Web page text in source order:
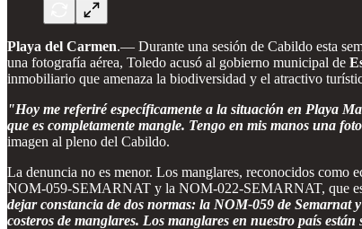
Playa del Carmen.— Durante una sesión de Cabildo esta
una fotografía aérea, Toledo acusó al gobierno municipal de
inmobiliario que amenaza la biodiversidad y el atractivo
"Hoy me referiré específicamente a la situación en Playa
que es completamente mangle. Tengo en mis manos una
imagen al pleno del Cabildo.
La denuncia no es menor. Los manglares, reconocidos como
NOM-059-SEMARNAT y la NOM-022-SEMARNAT, que
dejar constancia de dos normas: la NOM-059 de Semarnat
costeros de manglares. Los manglares en nuestro país